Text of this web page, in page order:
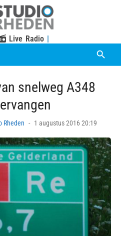
Live Radio |
snelweg A348
Rheden
Posted
1 augustus 2016 20:19